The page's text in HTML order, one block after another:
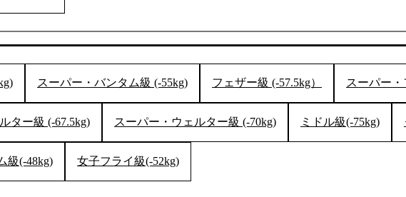
試合日程
試合結果
ル
K-1アマチュ
K-1甲子園・
ルール
スーパー・バンタム級 (-55kg) フェザー級 (-57.5kg） スーパー
ター級 (-67.5kg) スーパー・ウェルター級 (-70kg) ミドル級(-75kg)
級(-48kg) 女子フライ級(-52kg)